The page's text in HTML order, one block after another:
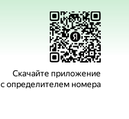
Скачайте приложение
с определителем номера